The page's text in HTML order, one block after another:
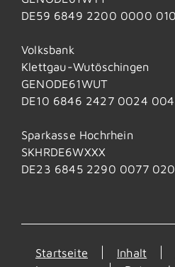
DE59 6849 2200 0000
Volksbank
Klettgau-Wutöschingen
GENODE61WUT
DE10 6846 2427 0024
Sparkasse Hochrhein
SKHRDE6WXXX
DE23 6845 2290 0077
Startseite Inhalt